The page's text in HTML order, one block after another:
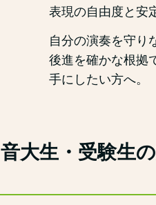
表現の自由度と安
自分の演奏を守り
後進を確かな根拠
手にしたい方へ。
音大生・受験生